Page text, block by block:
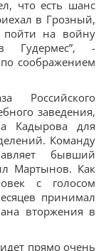
что есть шанс
в Грозный,
на войну
Гудермес”, -
соображением
Российского
заведения,
Кадырова для
Команду
бывший
Мартынов. Как
с голосом
принимал
вторжения в
прямо очень